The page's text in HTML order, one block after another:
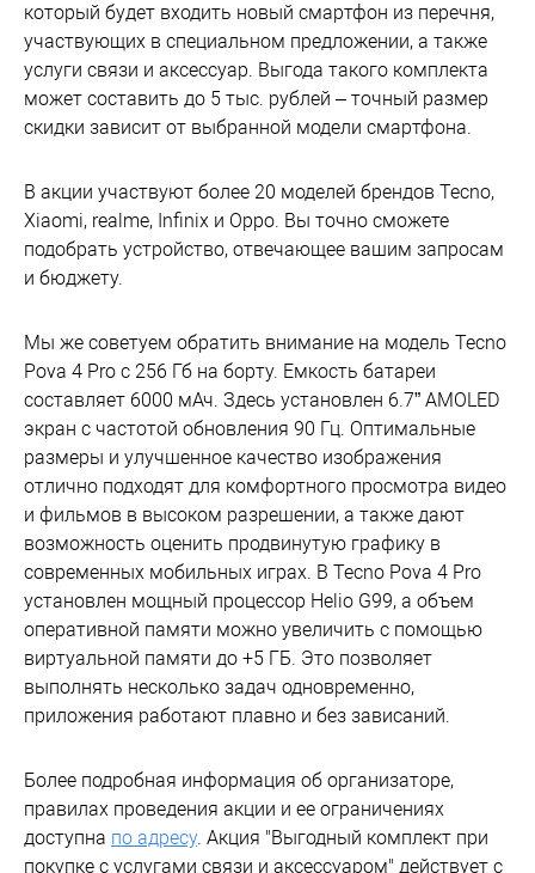
который будет входить новый смартфон из перечня,
участвующих в специальном предложении, а также
услуги связи и аксессуар. Выгода такого комплекта
может составить до 5 тыс. рублей – точный размер
скидки зависит от выбранной модели смартфона.
В акции участвуют более 20 моделей брендов Tecno,
Xiaomi, realme, Infinix и Oppo. Вы точно сможете
подобрать устройство, отвечающее вашим запросам
и бюджету.
Мы же советуем обратить внимание на модель Tecno
Pova 4 Pro с 256 Гб на борту. Емкость батареи
составляет 6000 мАч. Здесь установлен 6.7” AMOLED
экран с частотой обновления 90 Гц. Оптимальные
размеры и улучшенное качество изображения
отлично подходят для комфортного просмотра видео
и фильмов в высоком разрешении, а также дают
возможность оценить продвинутую графику в
современных мобильных играх. В Tecno Pova 4 Pro
установлен мощный процессор Helio G99, а объем
оперативной памяти можно увеличить с помощью
виртуальной памяти до +5 ГБ. Это позволяет
выполнять несколько задач одновременно,
приложения работают плавно и без зависаний.
Более подробная информация об организаторе,
правилах проведения акции и ее ограничениях
доступна по адресу. Акция "Выгодный комплект при
покупке с услугами связи и аксессуаром" действует с